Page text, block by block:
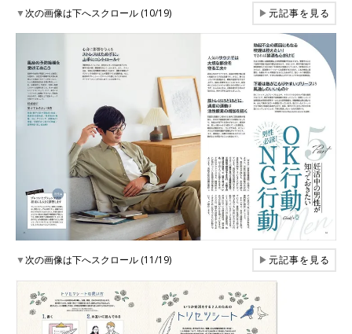
▼次の画像は下へスクロール (10/19) ▶元記事を見る
▼次の画像は下へスクロール (11/19) ▶元記事を見る